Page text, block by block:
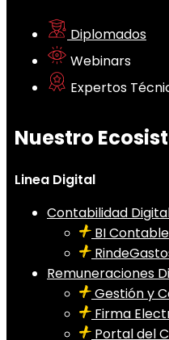
Diplomados
Webinars
Expertos
Nuestro
Linea Digital
Contabilidad
BI Contable
Remuneraciones
Gestión y
Firma
Portal del